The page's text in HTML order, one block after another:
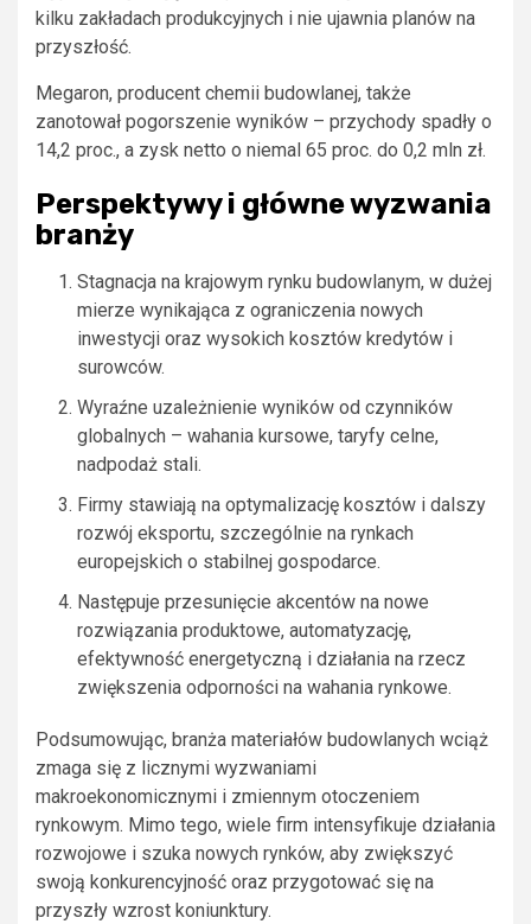
kilku zakładach produkcyjnych i nie ujawnia planów na
przyszłość.
Megaron, producent chemii budowlanej, także
zanotował pogorszenie wyników – przychody spadły o
14,2 proc., a zysk netto o niemal 65 proc. do 0,2 mln zł.
Perspektywy i główne wyzwania
branży
Stagnacja na krajowym rynku budowlanym, w dużej
mierze wynikająca z ograniczenia nowych
inwestycji oraz wysokich kosztów kredytów i
surowców.
Wyraźne uzależnienie wyników od czynników
globalnych – wahania kursowe, taryfy celne,
nadpodaż stali.
Firmy stawiają na optymalizację kosztów i dalszy
rozwój eksportu, szczególnie na rynkach
europejskich o stabilnej gospodarce.
Następuje przesunięcie akcentów na nowe
rozwiązania produktowe, automatyzację,
efektywność energetyczną i działania na rzecz
zwiększenia odporności na wahania rynkowe.
Podsumowując, branża materiałów budowlanych wciąż
zmaga się z licznymi wyzwaniami
makroekonomicznymi i zmiennym otoczeniem
rynkowym. Mimo tego, wiele firm intensyfikuje działania
rozwojowe i szuka nowych rynków, aby zwiększyć
swoją konkurencyjność oraz przygotować się na
przyszły wzrost koniunktury.